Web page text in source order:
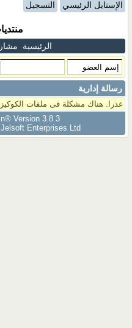
الإستايل الرئيسي التسجيل
الرئيسية
رسالة إدارية
عذرا. هناك مشكلة فى ملفات الكوكيز
Version 3.8.3
Enterprises Ltd.